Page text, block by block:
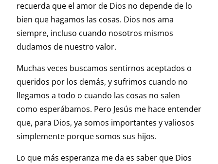
recuerda que el amor de Dios no depende de lo
bien que hagamos las cosas. Dios nos ama
siempre, incluso cuando nosotros mismos
dudamos de nuestro valor.
Muchas veces buscamos sentirnos aceptados o
queridos por los demás, y sufrimos cuando no
llegamos a todo o cuando las cosas no salen
como esperábamos. Pero Jesús me hace entender
que, para Dios, ya somos importantes y valiosos
simplemente porque somos sus hijos.
Lo que más esperanza me da es saber que Dios